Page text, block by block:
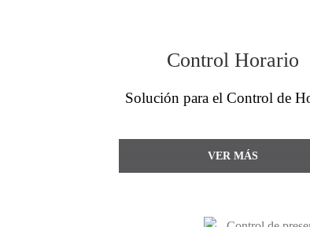
Control Horario
Solución para el Control de
VER MÁS